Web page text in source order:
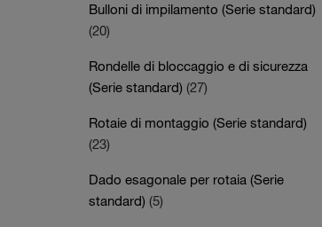
Bulloni di impilamento (Serie standard)
(20)
Rondelle di bloccaggio e di sicurezza
(Serie standard) (27)
Rotaie di montaggio (Serie standard)
(23)
Dado esagonale per rotaia (Serie
standard) (5)